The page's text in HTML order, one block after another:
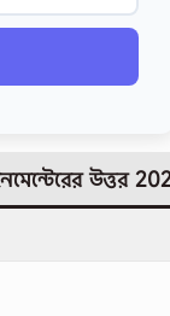
উত্তর